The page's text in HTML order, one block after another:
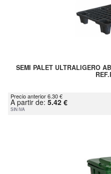
SEMI PALET ULTRALIGERO
Precio anterior 6.30 €
A partir de: 5.42 €
SIN IVA